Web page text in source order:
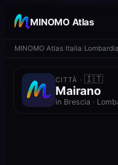
MINOMO Atlas
MINOMO Atlas Italia Lombardia
CITTÀ ·🇮🇹
Mairano
in Brescia ·